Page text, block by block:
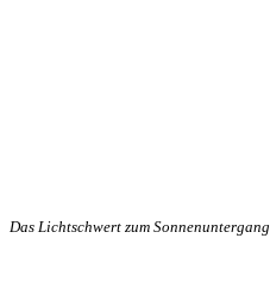
Das Lichtschwert zum Sonnenuntergang